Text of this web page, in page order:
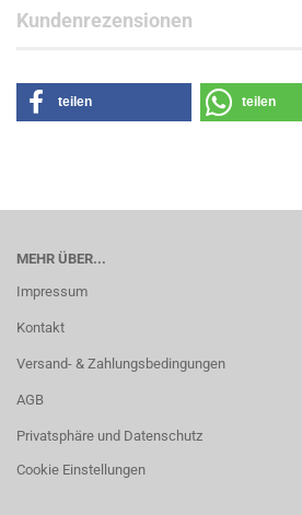
Kundenrezensionen
teilen teilen
MEHR ÜBER...
Impressum
Kontakt
Versand- & Zahlungsbedingungen
AGB
Privatsphäre und Datenschutz
Cookie Einstellungen